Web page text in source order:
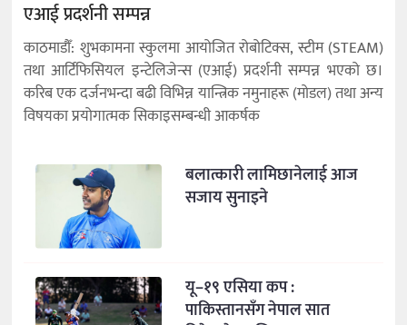
एआई प्रदर्शनी सम्पन्न
काठमाडौँ: शुभकामना स्कुलमा आयोजित रोबोटिक्स, स्टीम (STEAM)
तथा आर्टिफिसियल इन्टेलिजेन्स (एआई) प्रदर्शनी सम्पन्न भएको छ।
करिब एक दर्जनभन्दा बढी विभिन्न यान्त्रिक नमुनाहरू (मोडल) तथा अन्य
विषयका प्रयोगात्मक सिकाइसम्बन्धी आकर्षक
बलात्कारी लामिछानेलाई आज
सजाय सुनाइने
यू–१९ एसिया कप :
पाकिस्तानसँग नेपाल सात